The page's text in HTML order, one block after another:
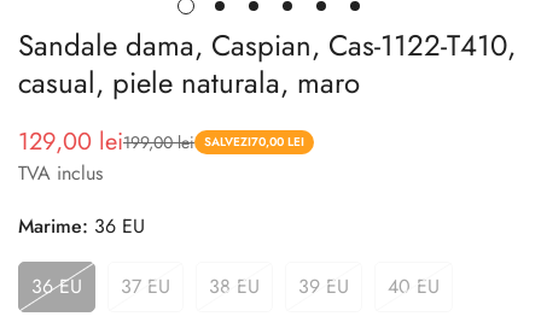
Sandale dama, Caspian, Cas-1122-T410,
casual, piele naturala, maro
Pret
redus
129,00 lei
Pret 199,00 lei SALVEZI70,00 LEI
TVA inclus
Marime: 36 EU
36 EU 37 EU 38 EU 39 EU 40 EU